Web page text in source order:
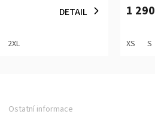
DETAIL
2XL
produktu
je
z
1 290
XS S
Ostatní informace